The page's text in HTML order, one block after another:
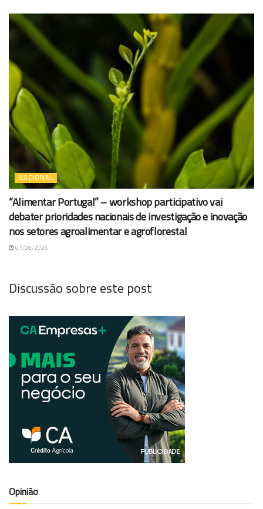
NACIONAL
“Alimentar Portugal” – workshop participativo vai
debater prioridades nacionais de investigação e inovação
nos setores agroalimentar e agroflorestal
07/08/2026
Discussão sobre este post
Opinião